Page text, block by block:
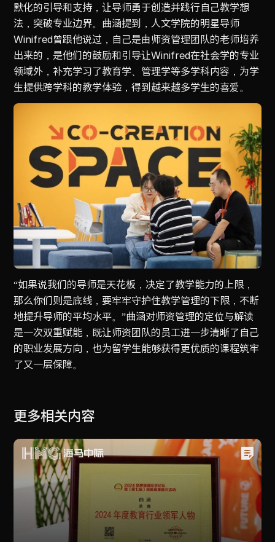
默化的引导和支持，让导师勇于创造并践行自己教学想
法，突破专业边界。曲涵提到，人文学院的明星导师
Winifred曾跟他说过，自己是由师资管理团队的老师培养
出来的，是他们的鼓励和引导让Winifred在社会学的专业
领域外，补充学习了教育学、管理学等多学科内容，为学
生提供跨学科的教学体验，得到越来越多学生的喜爱。
“如果说我们的导师是天花板，决定了教学能力的上限，
那么你们则是底线，要牢牢守护住教学管理的下限，不断
地提升导师的平均水平。”曲涵对师资管理的定位与解读
是一次双重赋能，既让师资团队的员工进一步清晰了自己
的职业发展方向，也为留学生能够获得更优质的课程筑牢
了又一层保障。
更多相关内容